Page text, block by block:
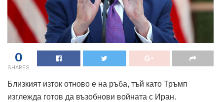
0
SHARES
Близкият изток отново е на ръба, тъй като Тръмп
изглежда готов да възобнови войната с Иран.